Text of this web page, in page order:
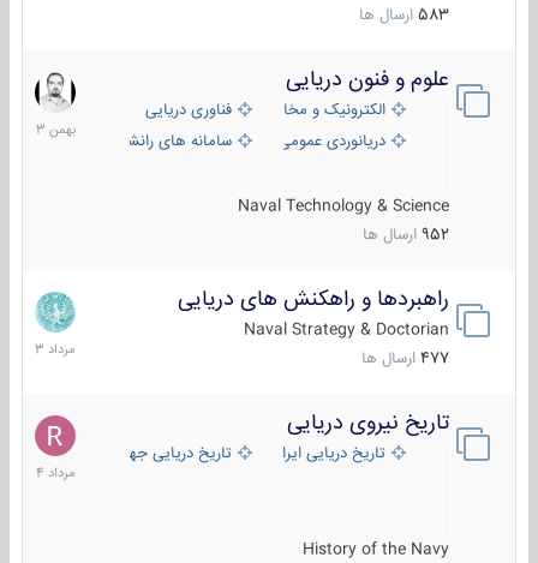
583 ارسال ها
علوم و فنون دریایی
الکترونیک و مخابرات دریاییفناوری دریایی
دریانوردی عمومی
سامانه های رانشی دریایی
Naval Technology & Science
952 ارسال ها
6
بهمن
1403
راهبردها و راهکنش های دریایی
Naval Strategy & Doctorian
477 ارسال ها
2
مرداد
1403
تاریخ نیروی دریایی
تاریخ دریایی ایران تاریخ دریایی جهان
History of the Navy
16
مرداد
1404